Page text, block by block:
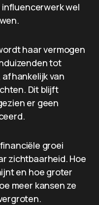
wel
haar vermogen
tot
afhankelijk van
Dit blijft
er geen
groei
zichtbaarheid. Hoe
en hoe groter
meer kansen ze